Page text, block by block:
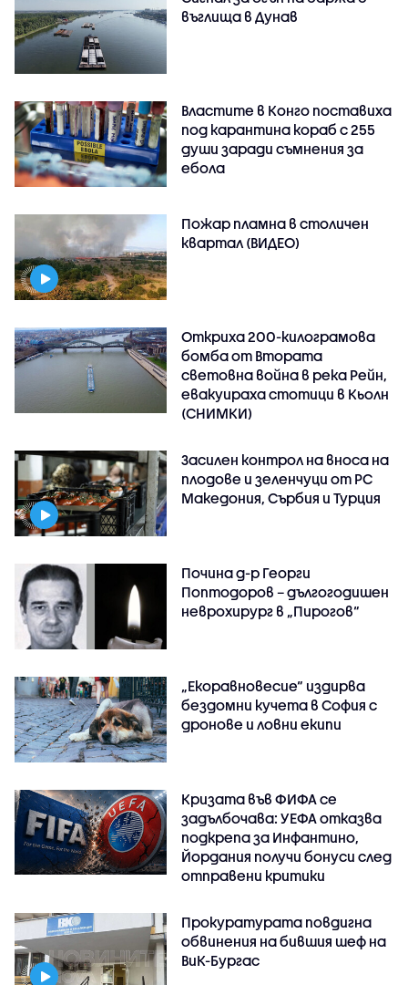
въглища в Дунав
Властите в Конго поставиха
под карантина кораб с 255
души заради съмнения за
ебола
Пожар пламна в столичен
квартал (ВИДЕО)
Откриха 200-килограмова
бомба от Втората
световна война в река Рейн,
евакуираха стотици в Кьолн
(СНИМКИ)
Засилен контрол на вноса на
плодове и зеленчуци от РС
Македония, Сърбия и Турция
Почина д-р Георги
Поптодоров – дългогодишен
неврохирург в „Пирогов“
„Екоравновесие“ издирва
бездомни кучета в София с
дронове и ловни екипи
Кризата във ФИФА се
задълбочава: УЕФА отказва
подкрепа за Инфантино,
Йордания получи бонуси след
отправени критики
Прокуратурата повдигна
обвинения на бившия шеф на
ВиК-Бургас